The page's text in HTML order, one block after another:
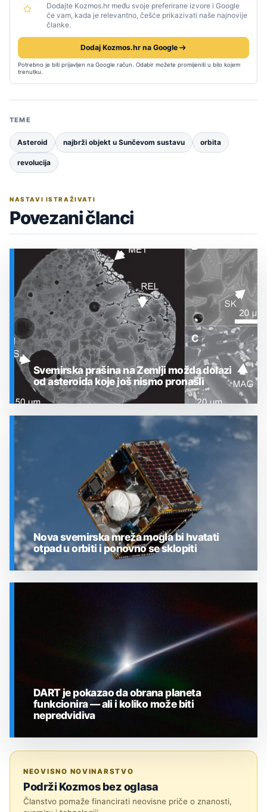
Dodajte Kozmos.hr među svoje preferirane izvore i Google
će vam, kada je relevantno, češće prikazivati naše najnovije
članke.
Dodaj Kozmos.hr na Google
Potrebno je biti prijavljen na Google račun. Odabir možete promijeniti u bilo kojem
trenutku.
TEME
Asteroid najbrži objekt u Sunčevom sustavu orbita
revolucija
NASTAVI ISTRAŽIVATI
Povezani članci
Svemirska prašina na Zemlji možda dolazi
od asteroida koje još nismo pronašli
Nova svemirska mreža mogla bi hvatati
otpad u orbiti i ponovno se sklopiti
DART je pokazao da obrana planeta
funkcionira — ali i koliko može biti
nepredvidiva
NEOVISNO NOVINARSTVO
Podrži Kozmos bez oglasa
Članstvo pomaže financirati neovisne priče o znanosti,